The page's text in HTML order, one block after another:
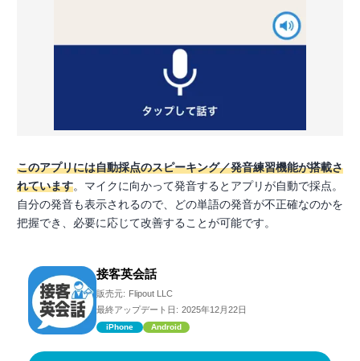
このアプリには自動採点のスピーキング／発音練習機能が搭載さ
れています。マイクに向かって発音するとアプリが自動で採点。
自分の発音も表示されるので、どの単語の発音が不正確なのかを
把握でき、必要に応じて改善することが可能です。
接客英会話
販売元: Flipout LLC
最終アップデート日: 2025年12月22日
iPhone Android